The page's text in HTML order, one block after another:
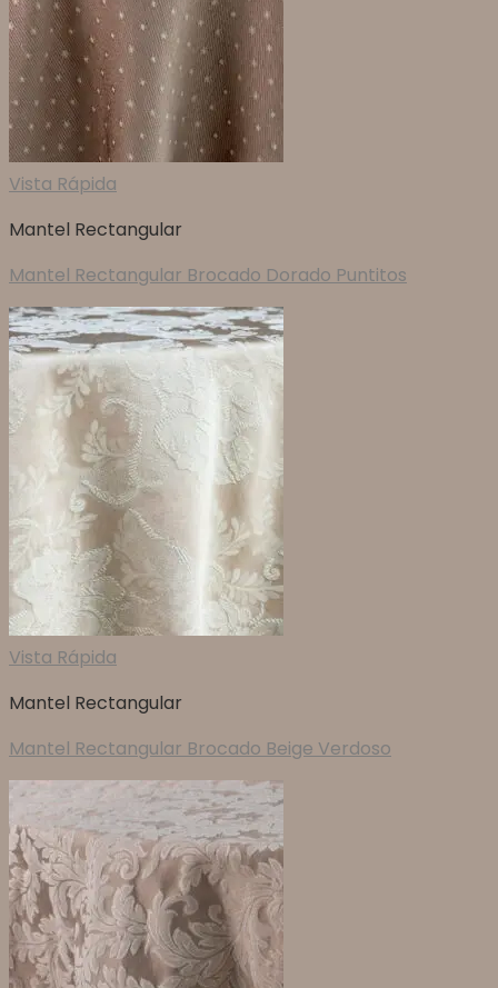
Vista Rápida
Mantel Rectangular
Mantel Rectangular Brocado Dorado Puntitos
Vista Rápida
Mantel Rectangular
Mantel Rectangular Brocado Beige Verdoso